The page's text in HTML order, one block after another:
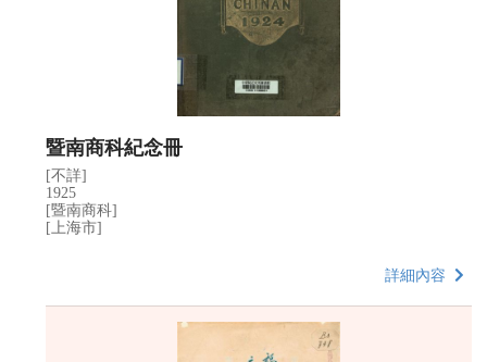
暨南商科紀念冊
[不詳]
1925
[暨南商科]
[上海市]
詳細內容